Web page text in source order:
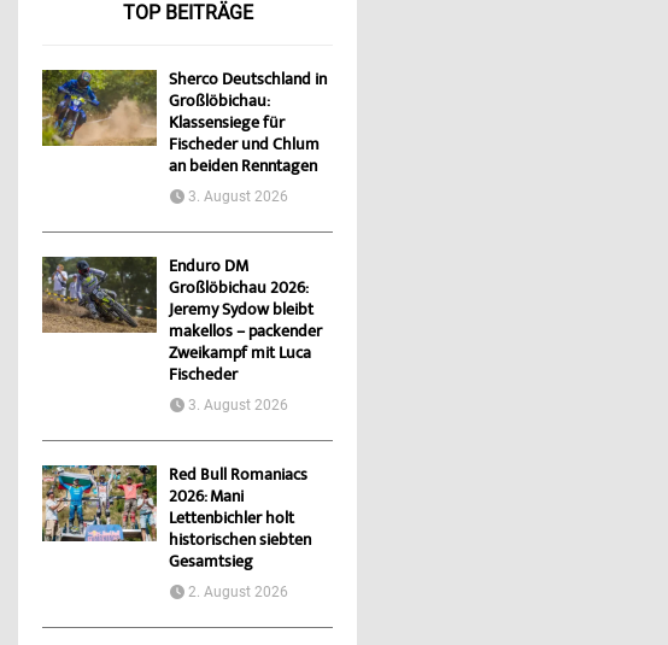
TOP BEITRÄGE
Sherco Deutschland in
Großlöbichau:
Klassensiege für
Fischeder und Chlum
an beiden Renntagen
3. August 2026
Enduro DM
Großlöbichau 2026:
Jeremy Sydow bleibt
makellos – packender
Zweikampf mit Luca
Fischeder
3. August 2026
Red Bull Romaniacs
2026: Mani
Lettenbichler holt
historischen siebten
Gesamtsieg
2. August 2026